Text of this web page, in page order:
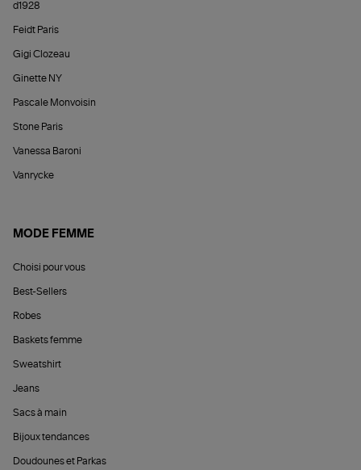
d1928
Feidt Paris
Gigi Clozeau
Ginette NY
Pascale Monvoisin
Stone Paris
Vanessa Baroni
Vanrycke
MODE FEMME
Choisi pour vous
Best-Sellers
Robes
Baskets femme
Sweatshirt
Jeans
Sacs à main
Bijoux tendances
Doudounes et Parkas